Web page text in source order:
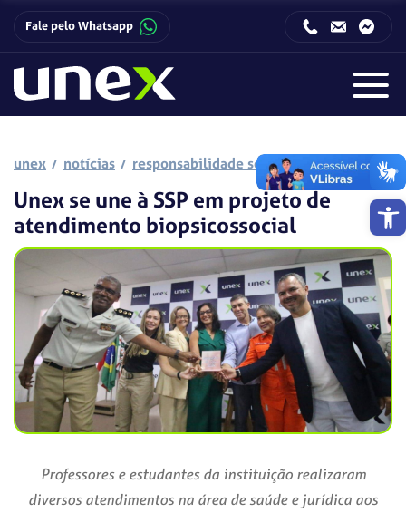
Barra
Fale pelo Whatsapp
unex notícias responsabilidade social
Unex se une à SSP em projeto de
atendimento biopsicossocial
Professores e estudantes da instituição realizaram
diversos atendimentos na área de saúde e jurídica aos